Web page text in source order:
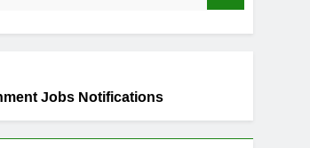
Jobs Notifications